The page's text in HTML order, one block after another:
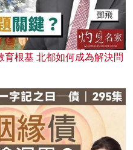
根基 北都如何成為解決問